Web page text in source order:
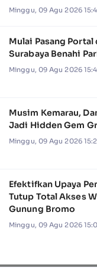
Minggu, 09 Agu 2026
Mulai Pasang Portal
Surabaya Benahi
Minggu, 09 Agu 2026
Musim Kemarau,
Jadi Hidden Gem
Minggu, 09 Agu 2026
Efektifkan Upaya
Tutup Total Akses
Gunung Bromo
Minggu, 09 Agu 2026